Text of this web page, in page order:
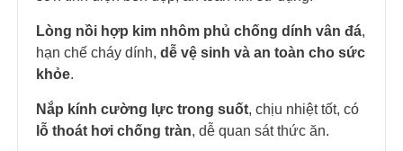
Lòng nồi hợp kim nhôm phủ chống dính vân đá,
hạn chế cháy dính, dễ vệ sinh và an toàn cho sức
khỏe.
Nắp kính cường lực trong suốt, chịu nhiệt tốt, có
lỗ thoát hơi chống tràn, dễ quan sát thức ăn.